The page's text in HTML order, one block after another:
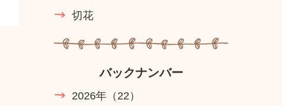
切花
バックナンバー
2026年 （22）